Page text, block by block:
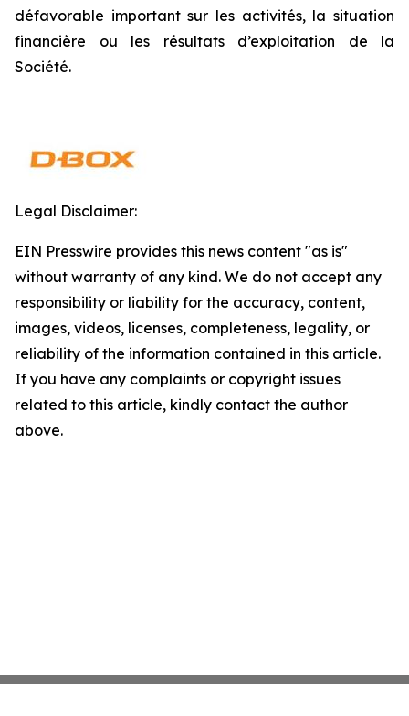
défavorable important sur les activités, la situation
financière ou les résultats d’exploitation de la
Société.
Legal Disclaimer:
EIN Presswire provides this news content "as is"
without warranty of any kind. We do not accept any
responsibility or liability for the accuracy, content,
images, videos, licenses, completeness, legality, or
reliability of the information contained in this article.
If you have any complaints or copyright issues
related to this article, kindly contact the author
above.